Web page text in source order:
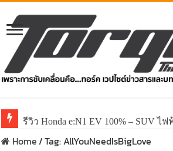
รีวิว Honda e:N1 EV 100% – SUV ไ
Home/Tag:AllYouNeedIsBigLove